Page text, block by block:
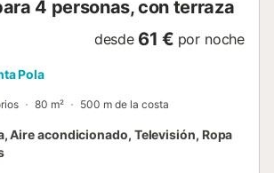
4 personas, con terraza
desde 61 € por noche
Pola
80 m² 500 m de la costa
Aire acondicionado, Televisión, Ropa